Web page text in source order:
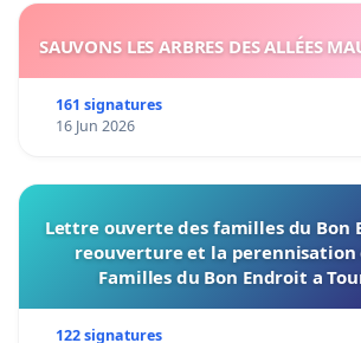
SAUVONS LES ARBRES DES ALLÉES
161 signatures
16 Jun 2026
Lettre ouverte des familles du Bon
reouverture et la perennisation
Familles du Bon Endroit a
122 signatures